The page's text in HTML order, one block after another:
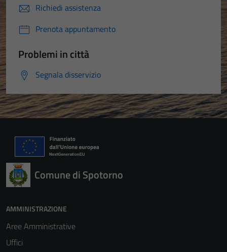
Richiedi assistenza
Prenota appuntamento
Problemi in città
Segnala disservizio
Comune di Spotorno
AMMINISTRAZIONE
Aree Amministrative
Uffici